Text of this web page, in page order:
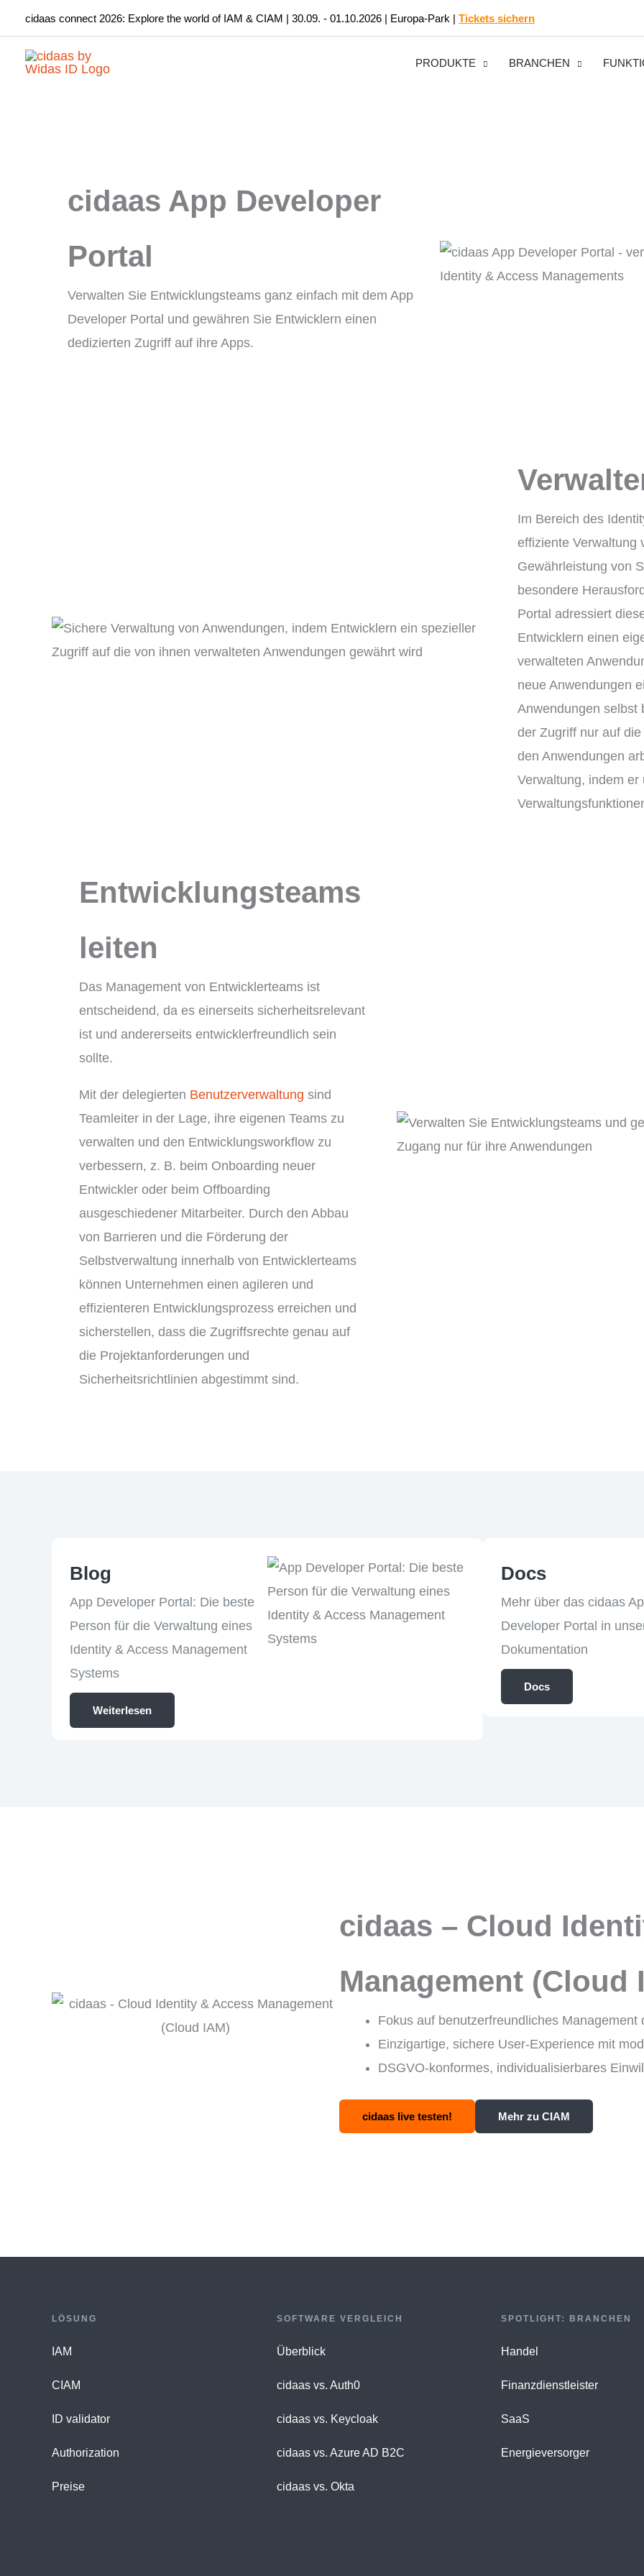
Inhalt
springen
cidaas connect 2026: Explore the world of IAM & CIAM | 30.09. - 01.10.2026 | Europa-Park | Tickets sichern
PRODUKTE BRANCHEN
cidaas App Developer
Portal
Verwalten Sie Entwicklungsteams ganz einfach mit dem App
Developer Portal und gewähren Sie Entwicklern einen
dedizierten Zugriff auf ihre Apps.
Im Bereich des
effiziente Verwaltung
Gewährleistung von
besondere
Portal adressiert
Entwicklern einen
verwalteten
neue Anwendungen
Anwendungen selbst
der Zugriff nur auf
den Anwendungen
Verwaltung, indem
Entwicklungsteams
leiten
Das Management von Entwicklerteams ist
entscheidend, da es einerseits sicherheitsrelevant
ist und andererseits entwicklerfreundlich sein
sollte.
Mit der delegierten Benutzerverwaltung sind
Teamleiter in der Lage, ihre eigenen Teams zu
verwalten und den Entwicklungsworkflow zu
verbessern, z. B. beim Onboarding neuer
Entwickler oder beim Offboarding
ausgeschiedener Mitarbeiter. Durch den Abbau
von Barrieren und die Förderung der
Selbstverwaltung innerhalb von Entwicklerteams
können Unternehmen einen agileren und
effizienteren Entwicklungsprozess erreichen und
sicherstellen, dass die Zugriffsrechte genau auf
die Projektanforderungen und
Sicherheitsrichtlinien abgestimmt sind.
Blog
App Developer Portal: Die beste
Person für die Verwaltung eines
Identity & Access Management
Systems
Weiterlesen
Docs
Mehr über das cidaas
Developer Portal in
Dokumentation
Docs
cidaas – Cloud
Management (Cloud
Fokus auf benutzerfreundliches
Einzigartige, sichere User-Experience mit
DSGVO-konformes, individualisierbares
cidaas live testen! Mehr zu CIAM
LÖSUNG
IAM
CIAM
ID validator
Authorization
Preise
SOFTWARE VERGLEICH
Überblick
cidaas vs. Auth0
cidaas vs. Keycloak
cidaas vs. Azure AD B2C
cidaas vs. Okta
SPOTLIGHT: BRANCHEN
Handel
Finanzdienstleister
SaaS
Energieversorger